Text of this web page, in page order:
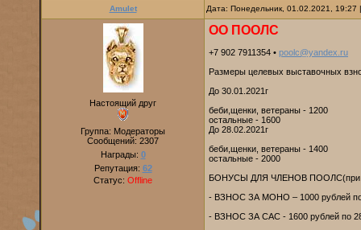
Amulet Дата: Понедельник, 01.02.2021,
Настоящий друг
Группа: Модераторы
Сообщений: 2307
Награды: 0
Репутация: 62
Статус: Offline
ОО ПООЛС
+7 902 7911354 • poolc@yandex.ru
Размеры целевых выставочных
До 30.01.2021г
беби,щенки, ветераны - 1200
остальные - 1600
До 28.02.2021г
беби,щенки, ветераны - 1400
остальные - 2000
БОНУСЫ ДЛЯ ЧЛЕНОВ ПООЛС(при
- ВЗНОС ЗА МОНО – 1000 рублей по
- ВЗНОС ЗА САС - 1600 рублей по